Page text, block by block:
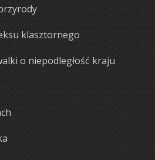
klasztornego
o niepodległość kraju